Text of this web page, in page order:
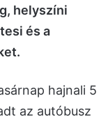
helyszíni
és a
hajnali 5
az autóbusz